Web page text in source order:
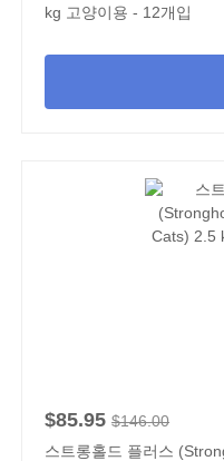
kg 고양이용 - 12개입
$85.95 $146.00
스트롱홀드 플러스